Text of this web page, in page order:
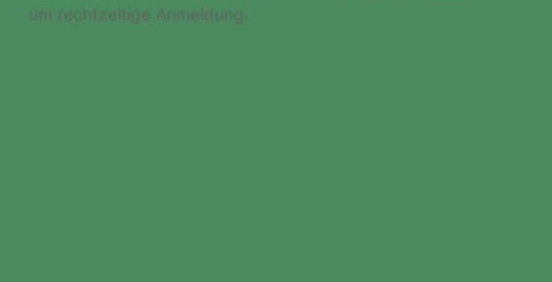
um rechtzeitige Anmeldung.